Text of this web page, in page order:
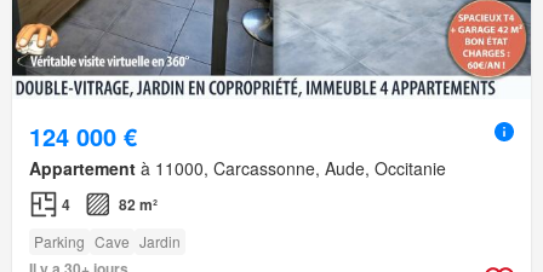
124 000 €
Appartement à 11000, Carcassonne, Aude, Occitanie
4 82 m²
Parking Cave Jardin